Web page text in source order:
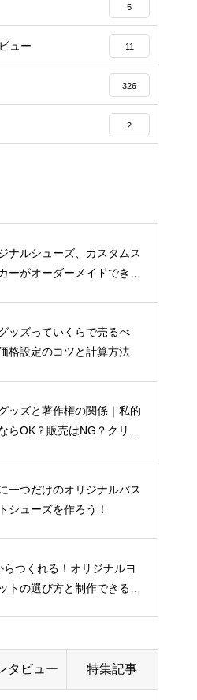
5
ュー 11
326
2
ナルシューズ、カスタムス
ーがオーダーメイドできる
ッズっていくらで売るべ
格設定のコツと計算方法
ッズと著作権の関係｜私的
らOK？販売はNG？クリエ
一つだけのオリジナルバス
シューズを作ろう！
らつくれる！オリジナルヨ
トの選び方と制作できるお
タビュー 特集記事
ップを販売したい！商品
スタオル制作初心者がま
シャツ、どう活かす？ブラ
イベントの企画担当者が押